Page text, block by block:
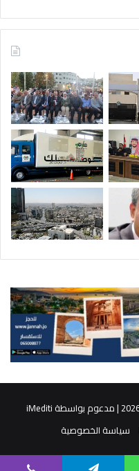
iMediti
سياسة الخصوصية